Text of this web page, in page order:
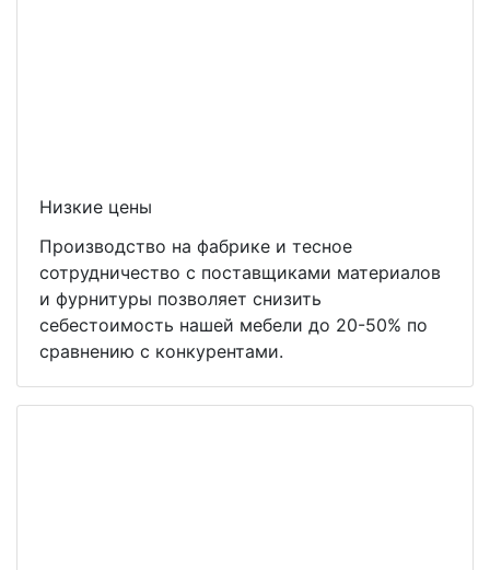
Низкие цены
Производство на фабрике и тесное
сотрудничество с поставщиками материалов
и фурнитуры позволяет снизить
себестоимость нашей мебели до 20-50% по
сравнению с конкурентами.